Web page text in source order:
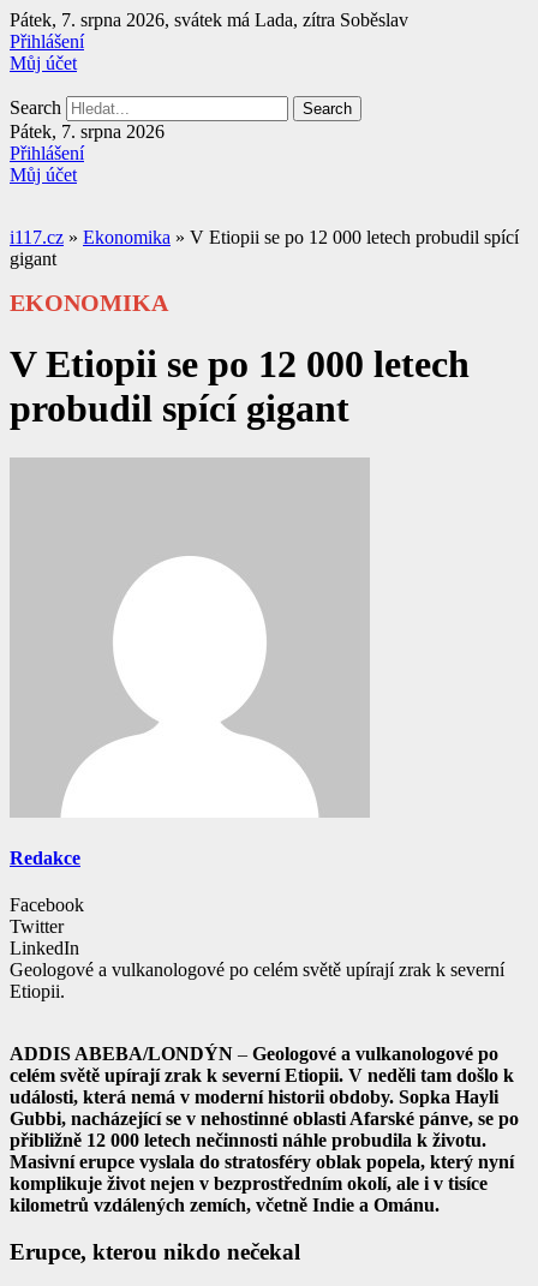
Přejít
k
obsahu
Pátek, 7. srpna 2026, svátek má Lada, zítra Soběslav
Přihlášení
Můj účet
Search Search
Pátek, 7. srpna 2026
Přihlášení
Můj účet
i117.cz » Ekonomika » V Etiopii se po 12 000 letech probudil spící
gigant
EKONOMIKA
V Etiopii se po 12 000 letech
probudil spící gigant
Redakce
Facebook
Twitter
LinkedIn
Geologové a vulkanologové po celém světě upírají zrak k severní
Etiopii.
ADDIS ABEBA/LONDÝN – Geologové a vulkanologové po
celém světě upírají zrak k severní Etiopii. V neděli tam došlo k
události, která nemá v moderní historii obdoby. Sopka Hayli
Gubbi, nacházející se v nehostinné oblasti Afarské pánve, se po
přibližně 12 000 letech nečinnosti náhle probudila k životu.
Masivní erupce vyslala do stratosféry oblak popela, který nyní
komplikuje život nejen v bezprostředním okolí, ale i v tisíce
kilometrů vzdálených zemích, včetně Indie a Ománu.
Erupce, kterou nikdo nečekal